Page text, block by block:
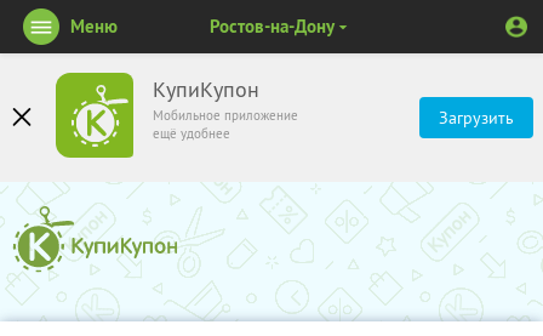
КупиКупон
Мобильное приложение
ещё удобнее
Загрузить
Меню Ростов-на-Дону